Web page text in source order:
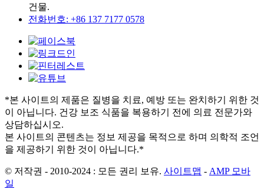
건물.
전화번호: +86 137 7177 0578
*본 사이트의 제품은 질병을 치료, 예방 또는 완치하기 위한 것
이 아닙니다. 건강 보조 식품을 복용하기 전에 의료 전문가와
상담하십시오.
본 사이트의 콘텐츠는 정보 제공을 목적으로 하며 의학적 조언
을 제공하기 위한 것이 아닙니다.*
© 저작권 - 2010-2024 : 모든 권리 보유. 사이트맵 - AMP 모바
일